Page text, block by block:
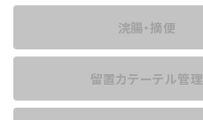
浣腸・摘便
留置カテーテル管理